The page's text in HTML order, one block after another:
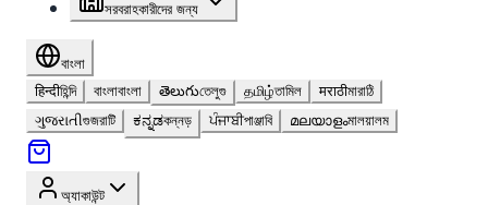
সরবরাহকারীদের জন্য
বাংলা
हिन्दीহিন্দি বাংলাবাংলা తెలుగుতেলুগু தமிழ்তামিল मराठीমারাঠি
ગુજરાતીগুজরাটি ಕನ್ನಡকন্নড় ਪੰਜਾਬੀপাঞ্জাবি മലയാളംমালয়ালম
অ্যাকাউন্ট